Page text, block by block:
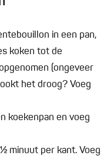
in een pan,
koken tot de
(ongeveer
het droog? Voeg
koekenpan en voeg
minuut per kant. Voeg